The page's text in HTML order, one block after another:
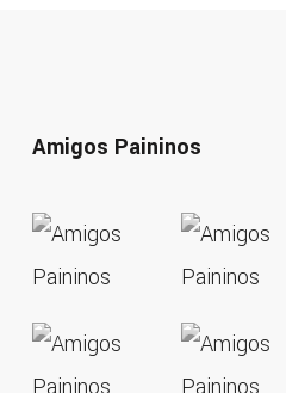
Amigos Paininos